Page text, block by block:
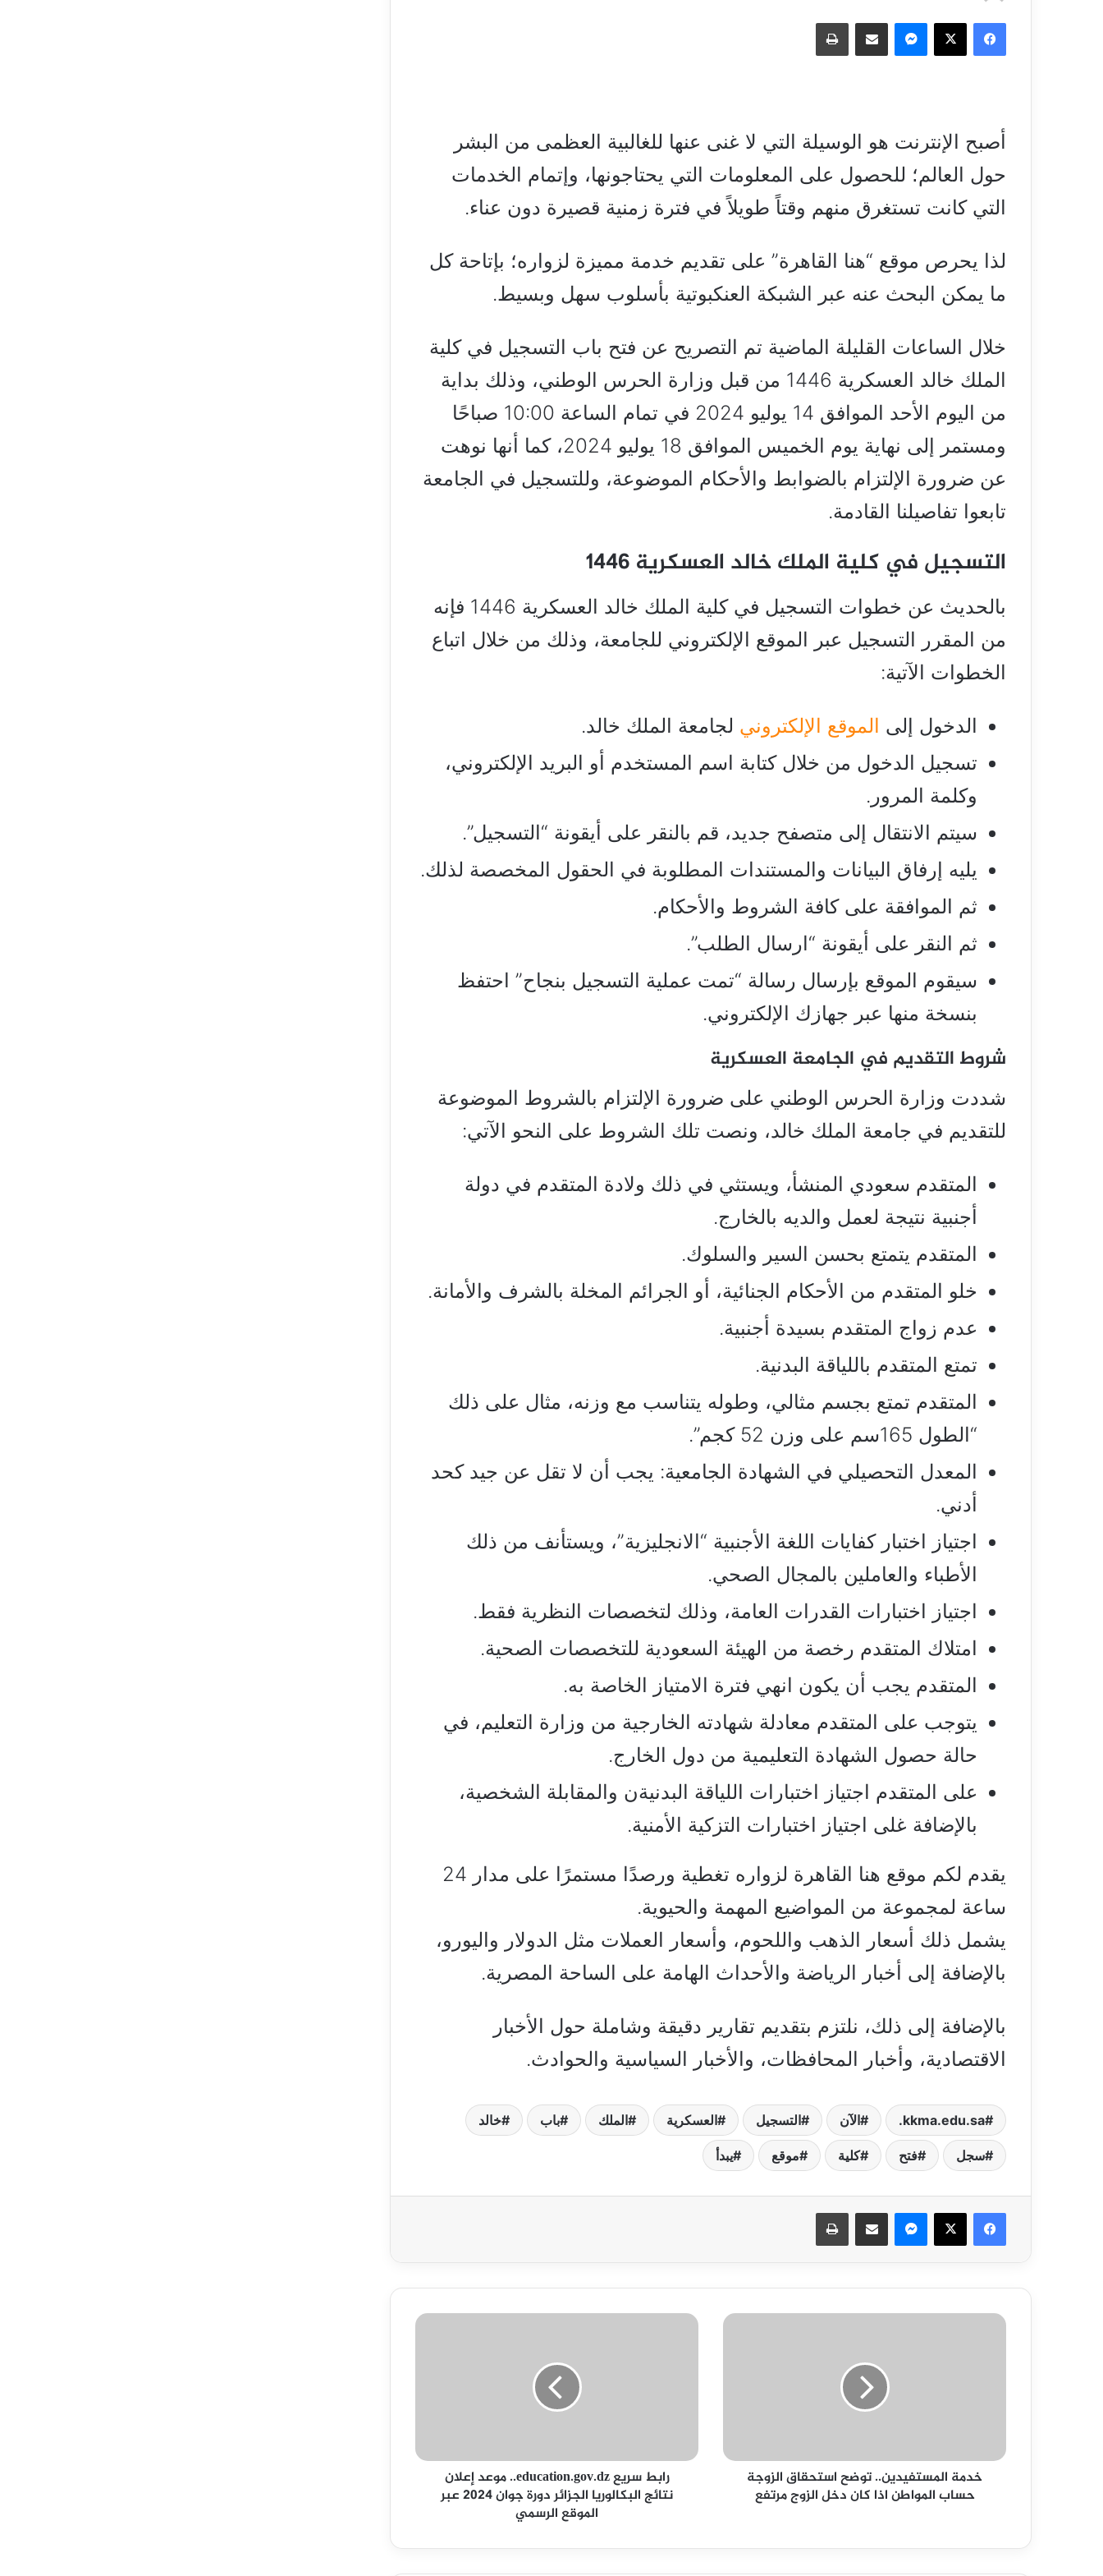
فيسبوك ‫X ماسنجر مشاركة عبر البريد طباعة
أصبح الإنترنت هو الوسيلة التي لا غنى عنها للغالبية العظمى من البشر
حول العالم؛ للحصول على المعلومات التي يحتاجونها، وإتمام الخدمات
التي كانت تستغرق منهم وقتاً طويلاً في فترة زمنية قصيرة دون عناء.
لذا يحرص موقع “هنا القاهرة” على تقديم خدمة مميزة لزواره؛ بإتاحة كل
ما يمكن البحث عنه عبر الشبكة العنكبوتية بأسلوب سهل وبسيط.
خلال الساعات القليلة الماضية تم التصريح عن فتح باب التسجيل في كلية
الملك خالد العسكرية 1446 من قبل وزارة الحرس الوطني، وذلك بداية
من اليوم الأحد الموافق 14 يوليو 2024 في تمام الساعة 10:00 صباحًا
ومستمر إلى نهاية يوم الخميس الموافق 18 يوليو 2024، كما أنها نوهت
عن ضرورة الإلتزام بالضوابط والأحكام الموضوعة، وللتسجيل في الجامعة
تابعوا تفاصيلنا القادمة.
التسجيل في كلية الملك خالد العسكرية 1446
بالحديث عن خطوات التسجيل في كلية الملك خالد العسكرية 1446 فإنه
من المقرر التسجيل عبر الموقع الإلكتروني للجامعة، وذلك من خلال اتباع
الخطوات الآتية:
الدخول إلى الموقع الإلكتروني لجامعة الملك خالد.
تسجيل الدخول من خلال كتابة اسم المستخدم أو البريد الإلكتروني،
وكلمة المرور.
سيتم الانتقال إلى متصفح جديد، قم بالنقر على أيقونة “التسجيل”.
يليه إرفاق البيانات والمستندات المطلوبة في الحقول المخصصة لذلك.
ثم الموافقة على كافة الشروط والأحكام.
ثم النقر على أيقونة “ارسال الطلب”.
سيقوم الموقع بإرسال رسالة “تمت عملية التسجيل بنجاح” احتفظ
بنسخة منها عبر جهازك الإلكتروني.
شروط التقديم في الجامعة العسكرية
شددت وزارة الحرس الوطني على ضرورة الإلتزام بالشروط الموضوعة
للتقديم في جامعة الملك خالد، ونصت تلك الشروط على النحو الآتي:
المتقدم سعودي المنشأ، ويستثي في ذلك ولادة المتقدم في دولة
أجنبية نتيجة لعمل والديه بالخارج.
المتقدم يتمتع بحسن السير والسلوك.
خلو المتقدم من الأحكام الجنائية، أو الجرائم المخلة بالشرف والأمانة.
عدم زواج المتقدم بسيدة أجنبية.
تمتع المتقدم باللياقة البدنية.
المتقدم تمتع بجسم مثالي، وطوله يتناسب مع وزنه، مثال على ذلك
“الطول 165سم على وزن 52 كجم”.
المعدل التحصيلي في الشهادة الجامعية: يجب أن لا تقل عن جيد كحد
أدني.
اجتياز اختبار كفايات اللغة الأجنبية “الانجليزية”، ويستأنف من ذلك
الأطباء والعاملين بالمجال الصحي.
اجتياز اختبارات القدرات العامة، وذلك لتخصصات النظرية فقط.
امتلاك المتقدم رخصة من الهيئة السعودية للتخصصات الصحية.
المتقدم يجب أن يكون انهي فترة الامتياز الخاصة به.
يتوجب على المتقدم معادلة شهادته الخارجية من وزارة التعليم، في
حالة حصول الشهادة التعليمية من دول الخارج.
على المتقدم اجتياز اختبارات اللياقة البدنيةن والمقابلة الشخصية،
بالإضافة غلى اجتياز اختبارات التزكية الأمنية.
يقدم لكم موقع هنا القاهرة لزواره تغطية ورصدًا مستمرًا على مدار 24
ساعة لمجموعة من المواضيع المهمة والحيوية.
يشمل ذلك أسعار الذهب واللحوم، وأسعار العملات مثل الدولار واليورو،
بالإضافة إلى أخبار الرياضة والأحداث الهامة على الساحة المصرية.
بالإضافة إلى ذلك، نلتزم بتقديم تقارير دقيقة وشاملة حول الأخبار
الاقتصادية، وأخبار المحافظات، والأخبار السياسية والحوادث.
kkma.edu.sa. الآن التسجيل العسكرية الملك باب خالد
سجل فتح كلية موقع يبدأ
فيسبوك ‫X ماسنجر مشاركة عبر البريد طباعة
خدمة
كان
خدمة المستفيدين.. توضح استحقاق الزوجة
حساب المواطن اذا كان دخل الزوج مرتفع
رابط
دورة
الرسمي
رابط سريع education.gov.dz.. موعد إعلان
نتائج البكالوريا الجزائر دورة جوان 2024 عبر
الموقع الرسمي